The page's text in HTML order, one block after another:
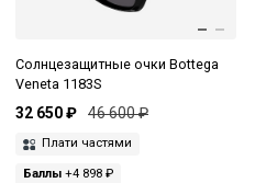
Солнцезащитные очки Bottega
Veneta 1183S
32 650 ₽ 46 600 ₽
Плати частями
Баллы +4 898 ₽